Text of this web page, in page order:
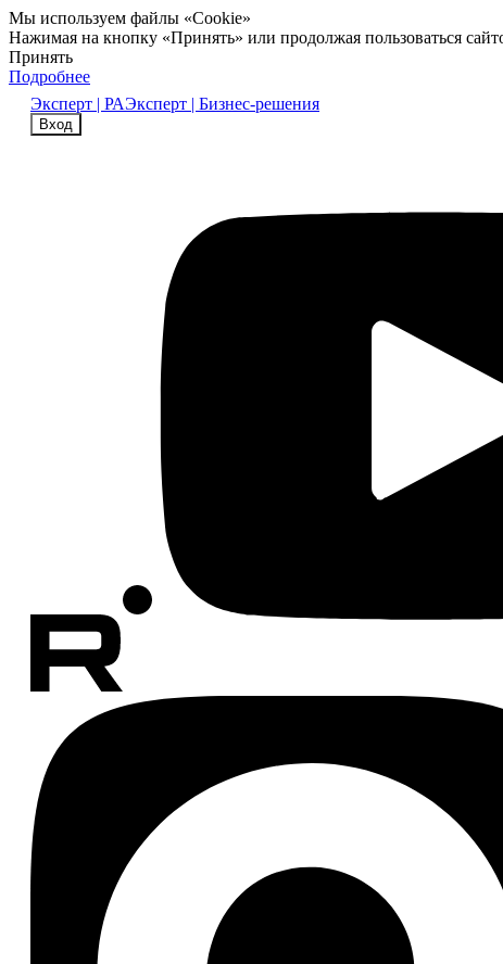
Мы используем файлы «Cookie»
Нажимая на кнопку «Принять» или продолжая пользоваться
Принять
Подробнее
Эксперт | РАЭксперт | Бизнес-решения
Вход